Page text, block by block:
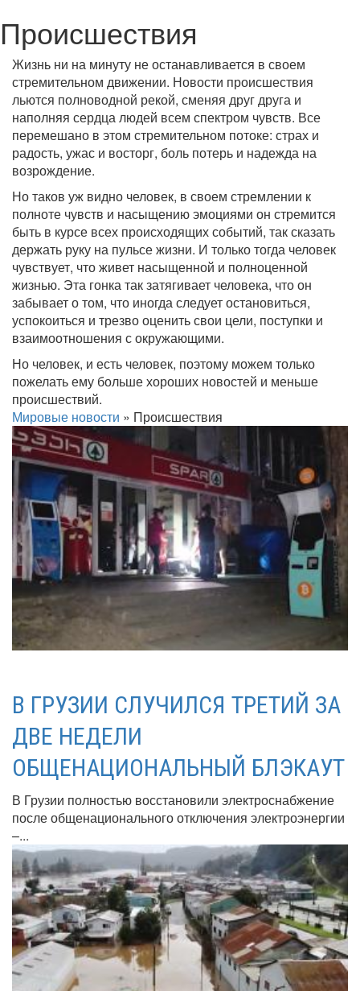
Происшествия
Жизнь ни на минуту не останавливается в своем
стремительном движении. Новости происшествия
льются полноводной рекой, сменяя друг друга и
наполняя сердца людей всем спектром чувств. Все
перемешано в этом стремительном потоке: страх и
радость, ужас и восторг, боль потерь и надежда на
возрождение.
Но таков уж видно человек, в своем стремлении к
полноте чувств и насыщению эмоциями он стремится
быть в курсе всех происходящих событий, так сказать
держать руку на пульсе жизни. И только тогда человек
чувствует, что живет насыщенной и полноценной
жизнью. Эта гонка так затягивает человека, что он
забывает о том, что иногда следует остановиться,
успокоиться и трезво оценить свои цели, поступки и
взаимоотношения с окружающими.
Но человек, и есть человек, поэтому можем только
пожелать ему больше хороших новостей и меньше
происшествий.
Мировые новости » Происшествия
В ГРУЗИИ СЛУЧИЛСЯ ТРЕТИЙ ЗА
ДВЕ НЕДЕЛИ
ОБЩЕНАЦИОНАЛЬНЫЙ БЛЭКАУТ
В Грузии полностью восстановили электроснабжение
после общенационального отключения электроэнергии
–...